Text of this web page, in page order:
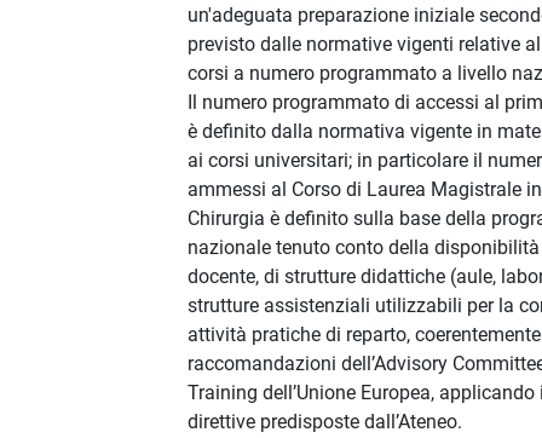
un'adeguata preparazione iniziale
previsto dalle normative vigenti relative
corsi a numero programmato a livello
Il numero programmato di accessi al
è definito dalla normativa vigente in
ai corsi universitari; in particolare il
ammessi al Corso di Laurea Magistrale
Chirurgia è definito sulla base della
nazionale tenuto conto della
docente, di strutture didattiche (aule,
strutture assistenziali utilizzabili per la
attività pratiche di reparto,
raccomandazioni dell’Advisory
Training dell’Unione Europea,
direttive predisposte dall’Ateneo.